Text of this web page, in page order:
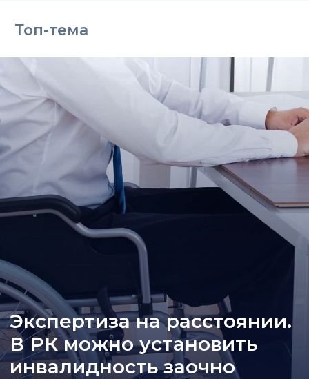
Топ-тема
Экспертиза на расстоянии.
В РК можно установить
инвалидность заочно